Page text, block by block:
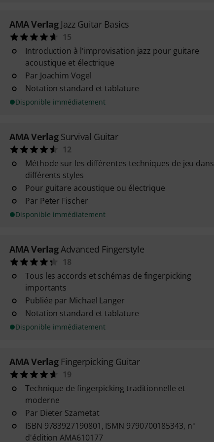
AMA Verlag Jazz Guitar Basics
15
Introduction à l'improvisation jazz pour guitare
acoustique et électrique
Par Joachim Vogel
Notation standard et tablature
Disponible immédiatement
AMA Verlag Survival Guitar
12
Méthode sur les différentes techniques de jeu dans
différents styles
Pour guitare acoustique ou électrique
Par Peter Fischer
Disponible immédiatement
AMA VerlagAdvanced Fingerstyle
18
Tous les accords et schémas de fingerpicking
importants
Publiée par Michael Langer
Notation standard et tablature
Disponible immédiatement
AMA Verlag Fingerpicking Guitar
19
Technique de fingerpicking traditionnelle et
moderne
Par Dieter Szametat
ISBN 9783927190801, ISMN 9790700185343, n°
d'édition AMA610177